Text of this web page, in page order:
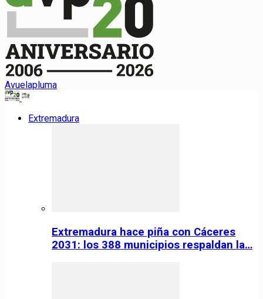
Avuelapluma
Extremadura
Extremadura hace piña con Cáceres
2031: los 388 municipios respaldan la…